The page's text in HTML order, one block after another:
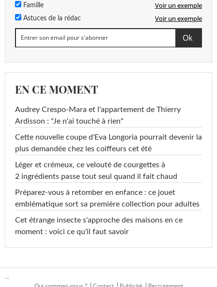
Famille Voir un exemple
Astuces de la rédac Voir un exemple
EN CE MOMENT
Audrey Crespo-Mara et l'appartement de Thierry
Ardisson : "Je n'ai touché à rien"
Cette nouvelle coupe d'Eva Longoria pourrait devenir la
plus demandée chez les coiffeurs cet été
Léger et crémeux, ce velouté de courgettes à
2 ingrédients passe tout seul quand il fait chaud
Préparez-vous à retomber en enfance : ce jouet
emblématique sort sa première collection pour adultes
Cet étrange insecte s'approche des maisons en ce
moment : voici ce qu'il faut savoir
...